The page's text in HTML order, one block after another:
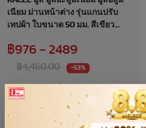
เนียม ม่านหน้าต่าง รุ่นแกนปรับ
เทปผ้า ใบขนาด 50 มม. สีเขียว
หนา 0.21 มม. เทปสีเขียว
฿976 - 2489
฿4,460.00 -53%